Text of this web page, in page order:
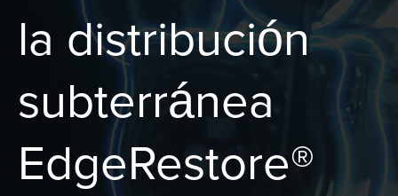
la distribución
subterránea
EdgeRestore®